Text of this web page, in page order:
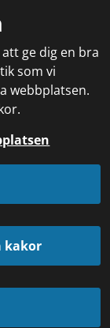
ge dig en bra
som vi
webbplatsen.
kakor